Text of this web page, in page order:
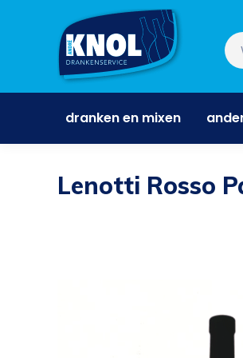
dranken en mixen
Lenotti Rosso
dranken en mixen